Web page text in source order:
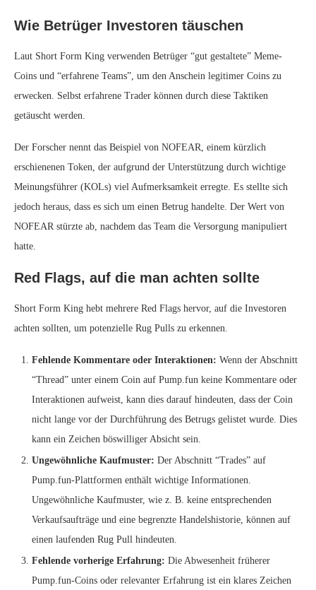
Wie Betrüger Investoren täuschen
Laut Short Form King verwenden Betrüger “gut gestaltete” Meme-
Coins und “erfahrene Teams”, um den Anschein legitimer Coins zu
erwecken. Selbst erfahrene Trader können durch diese Taktiken
getäuscht werden.
Der Forscher nennt das Beispiel von NOFEAR, einem kürzlich
erschienenen Token, der aufgrund der Unterstützung durch wichtige
Meinungsführer (KOLs) viel Aufmerksamkeit erregte. Es stellte sich
jedoch heraus, dass es sich um einen Betrug handelte. Der Wert von
NOFEAR stürzte ab, nachdem das Team die Versorgung manipuliert
hatte.
Red Flags, auf die man achten sollte
Short Form King hebt mehrere Red Flags hervor, auf die Investoren
achten sollten, um potenzielle Rug Pulls zu erkennen.
Fehlende Kommentare oder Interaktionen: Wenn der Abschnitt
“Thread” unter einem Coin auf Pump.fun keine Kommentare oder
Interaktionen aufweist, kann dies darauf hindeuten, dass der Coin
nicht lange vor der Durchführung des Betrugs gelistet wurde. Dies
kann ein Zeichen böswilliger Absicht sein.
Ungewöhnliche Kaufmuster: Der Abschnitt “Trades” auf
Pump.fun-Plattformen enthält wichtige Informationen.
Ungewöhnliche Kaufmuster, wie z. B. keine entsprechenden
Verkaufsaufträge und eine begrenzte Handelshistorie, können auf
einen laufenden Rug Pull hindeuten.
Fehlende vorherige Erfahrung: Die Abwesenheit früherer
Pump.fun-Coins oder relevanter Erfahrung ist ein klares Zeichen